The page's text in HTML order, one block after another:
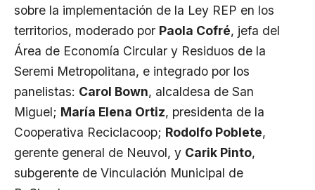
sobre la implementación de la Ley REP en los
territorios, moderado por Paola Cofré, jefa del
Área de Economía Circular y Residuos de la
Seremi Metropolitana, e integrado por los
panelistas: Carol Bown, alcaldesa de San
Miguel; María Elena Ortiz, presidenta de la
Cooperativa Reciclacoop; Rodolfo Poblete,
gerente general de Neuvol, y Carik Pinto,
subgerente de Vinculación Municipal de